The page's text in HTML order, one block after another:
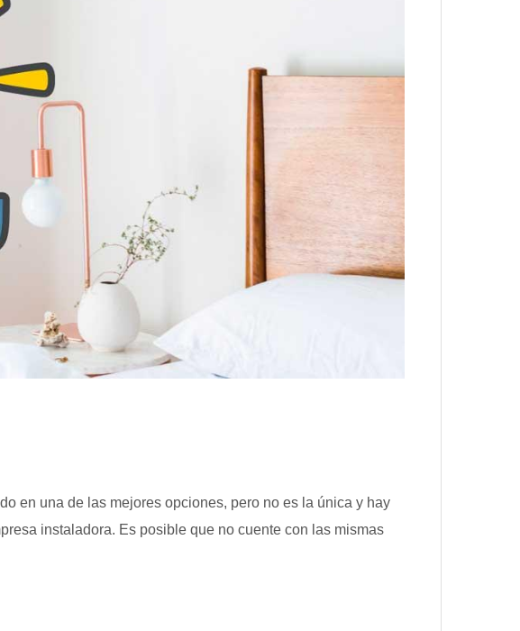
en una de las mejores opciones, pero no es la única y hay
instaladora. Es posible que no cuente con las mismas